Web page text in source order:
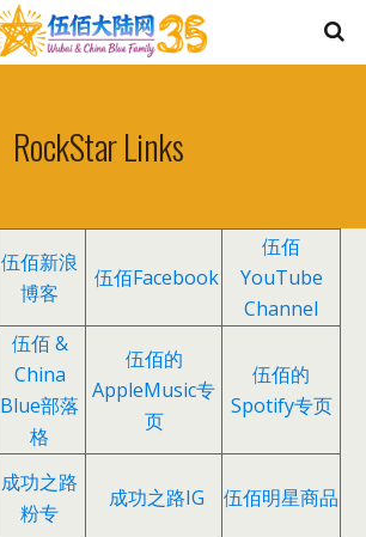
RockStar Links
伍佰新浪
博客
伍佰Facebook
伍佰
YouTube
Channel
伍佰 &
China
Blue部落
格
伍佰的
AppleMusic专
页
伍佰的
Spotify专页
成功之路
粉专
成功之路IG 伍佰明星商品